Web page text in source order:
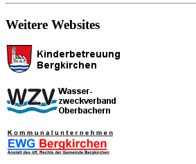
Weitere Websites